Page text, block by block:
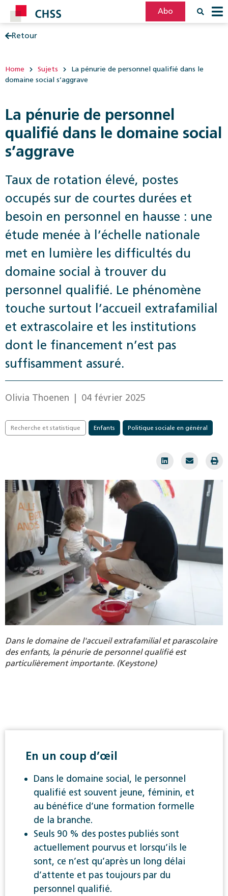
Abo
Retour
Home Sujets
La pénurie de personnel qualifié dans le
domaine social s’aggrave
La pénurie de personnel
qualifié dans le domaine social
s’aggrave
Taux de rotation élevé, postes
occupés sur de courtes durées et
besoin en personnel en hausse : une
étude menée à l’échelle nationale
met en lumière les difficultés du
domaine social à trouver du
personnel qualifié. Le phénomène
touche surtout l’accueil extrafamilial
et extrascolaire et les institutions
dont le financement n’est pas
suffisamment assuré.
Olivia Thoenen | 04 février 2025
Recherche et statistique Enfants Politique sociale en général
Dans le domaine de l'accueil extrafamilial et parascolaire
des enfants, la pénurie de personnel qualifié est
particulièrement importante. (Keystone)
En un coup d’œil
Dans le domaine social, le personnel
qualifié est souvent jeune, féminin, et
au bénéfice d’une formation formelle
de la branche.
Seuls 90 % des postes publiés sont
actuellement pourvus et lorsqu’ils le
sont, ce n’est qu’après un long délai
d’attente et pas toujours par du
personnel qualifié.